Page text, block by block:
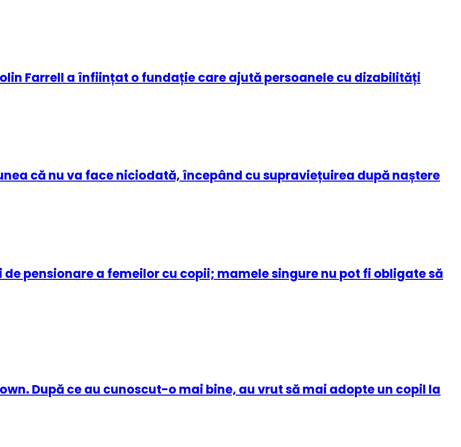
Farrell a înființat o fundație care ajută persoanele cu dizabilități
că nu va face niciodată, începând cu supraviețuirea după naștere
pensionare a femeilor cu copii; mamele singure nu pot fi obligate să
După ce au cunoscut-o mai bine, au vrut să mai adopte un copil la